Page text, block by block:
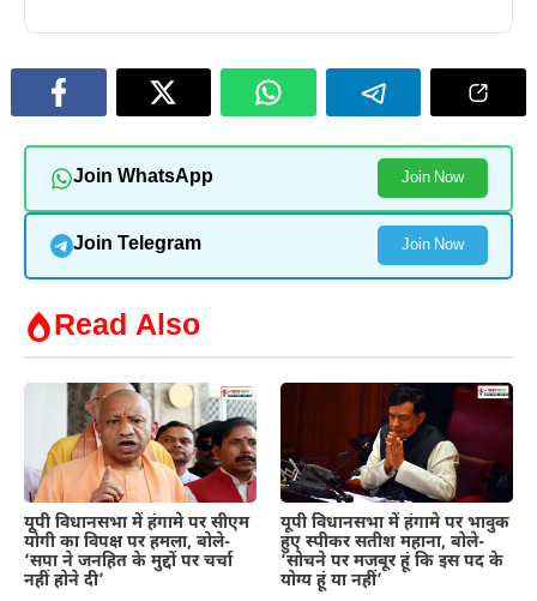
Join WhatsApp Join Now
Join Telegram Join Now
Read Also
यूपी विधानसभा में हंगामे पर सीएम
योगी का विपक्ष पर हमला, बोले-
‘सपा ने जनहित के मुद्दों पर चर्चा
नहीं होने दी’
यूपी विधानसभा में हंगामे पर भावुक
हुए स्पीकर सतीश महाना, बोले-
‘सोचने पर मजबूर हूं कि इस पद के
योग्य हूं या नहीं’